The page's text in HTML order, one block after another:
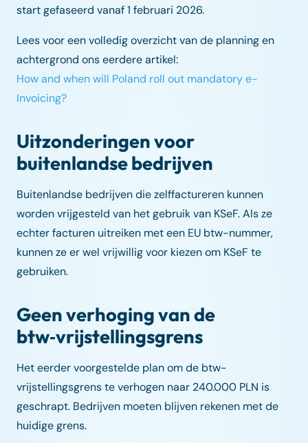
start gefaseerd vanaf 1 februari 2026.
Lees voor een volledig overzicht van de planning en
achtergrond ons eerdere artikel:
How and when will Poland roll out mandatory e-
Invoicing?
Uitzonderingen voor
buitenlandse bedrijven
Buitenlandse bedrijven die zelffactureren kunnen
worden vrijgesteld van het gebruik van KSeF. Als ze
echter facturen uitreiken met een EU btw-nummer,
kunnen ze er wel vrijwillig voor kiezen om KSeF te
gebruiken.
Geen verhoging van de
btw‑vrijstellingsgrens
Het eerder voorgestelde plan om de btw-
vrijstellingsgrens te verhogen naar 240.000 PLN is
geschrapt. Bedrijven moeten blijven rekenen met de
huidige grens.